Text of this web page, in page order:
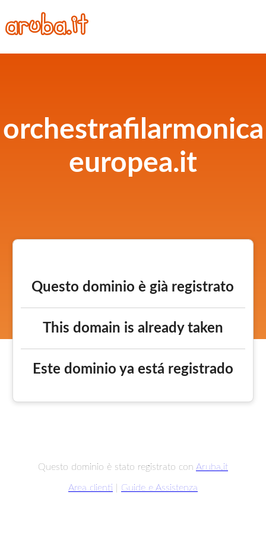
orchestrafilarmonica
europea.it
Questo dominio è già registrato
This domain is already taken
Este dominio ya está registrado
Questo dominio è stato registrato con Aruba.it
Area clienti Guide e Assistenza